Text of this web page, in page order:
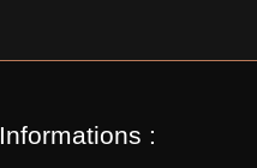
Informations :